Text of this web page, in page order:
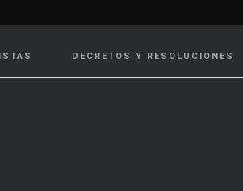
DECRETOS Y RESOLUCIONES